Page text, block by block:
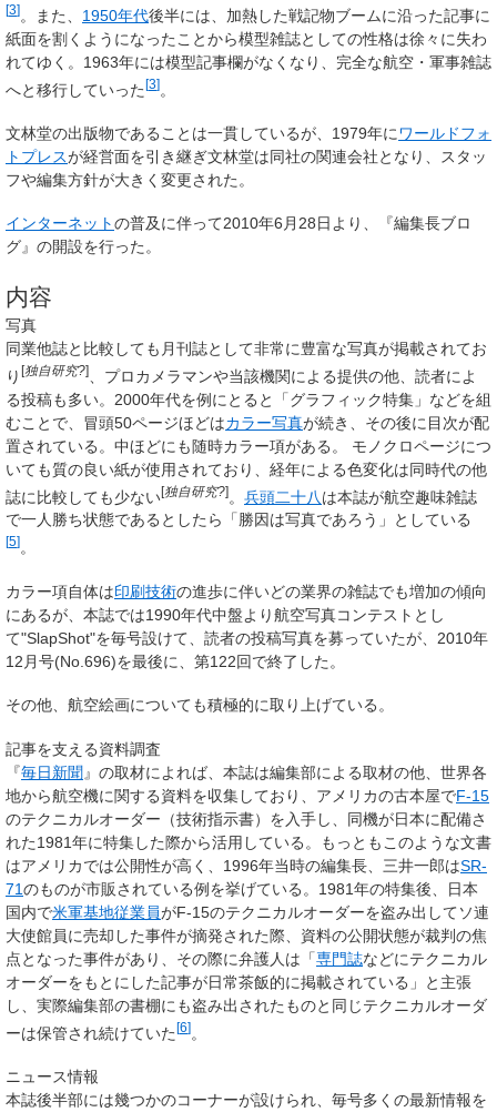
[3]。また、 1950年代後半には、加熱した戦記物ブームに沿った記事に
紙面を割くようになったことから模型雑誌としての性格は徐々に失わ
れてゆく。1963年には模型記事欄がなくなり、完全な航空・軍事雑誌
へと移行していった[3]。
文林堂の出版物であることは一貫しているが、1979年にワールドフォ
トプレスが経営面を引き継ぎ文林堂は同社の関連会社となり、スタッ
フや編集方針が大きく変更された。
インターネットの普及に伴って2010年6月28日より、『編集長ブロ
グ』の開設を行った。
内容
写真
同業他誌と比較しても月刊誌として非常に豊富な写真が掲載されてお
り [独自研究?]
、プロカメラマンや当該機関による提供の他、読者によ
る投稿も多い。2000年代を例にとると「グラフィック特集」などを組
むことで、冒頭50ページほどはカラー写真が続き、その後に目次が配
置されている。中ほどにも随時カラー項がある。 モノクロページにつ
いても質の良い紙が使用されており、経年による色変化は同時代の他
誌に比較しても少ない[独自研究?]。 兵頭二十八は本誌が航空趣味雑誌
で一人勝ち状態であるとしたら「勝因は写真であろう」としている
[5] 。
カラー項自体は印刷技術の進歩に伴いどの業界の雑誌でも増加の傾向
にあるが、本誌では1990年代中盤より航空写真コンテストとし
て"SlapShot"を毎号設けて、読者の投稿写真を募っていたが、2010年
12月号(No.696)を最後に、第122回で終了した。
その他、航空絵画についても積極的に取り上げている。
記事を支える資料調査
『毎日新聞 』の取材によれば、本誌は編集部による取材の他、世界各
地から航空機に関する資料を収集しており、アメリカの古本屋でF-15
のテクニカルオーダー（技術指示書）を入手し、同機が日本に配備さ
れた1981年に特集した際から活用している。もっともこのような文書
はアメリカでは公開性が高く、1996年当時の編集長、三井一郎はSR-
71のものが市販されている例を挙げている。1981年の特集後、日本
国内で米軍基地従業員がF-15のテクニカルオーダーを盗み出してソ連
大使館員に売却した事件が摘発された際、資料の公開状態が裁判の焦
点となった事件があり、その際に弁護人は「専門誌などにテクニカル
オーダーをもとにした記事が日常茶飯的に掲載されている」と主張
し、実際編集部の書棚にも盗み出されたものと同じテクニカルオーダ
ーは保管され続けていた[6]。
ニュース情報
本誌後半部には幾つかのコーナーが設けられ、毎号多くの最新情報を